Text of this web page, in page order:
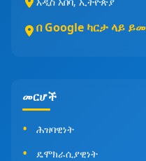
በ Google ካርታ ላይ
መርሆች
ሕዝባዊነት
ዴሞክራሲያዊነት